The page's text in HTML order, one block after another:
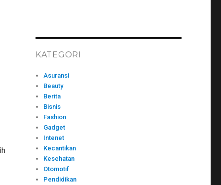
KATEGORI
Asuransi
Beauty
Berita
Bisnis
Fashion
Gadget
Intenet
Kecantikan
Kesehatan
Otomotif
Pendidikan